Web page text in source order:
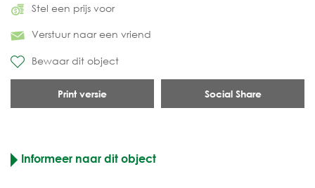
Stel een prijs voor
Verstuur naar een vriend
Bewaar dit object
Print versie Social Share
Informeer naar dit object